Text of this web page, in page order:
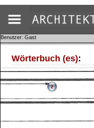
Benutzer: Gast
Wörterbuch (es):
2